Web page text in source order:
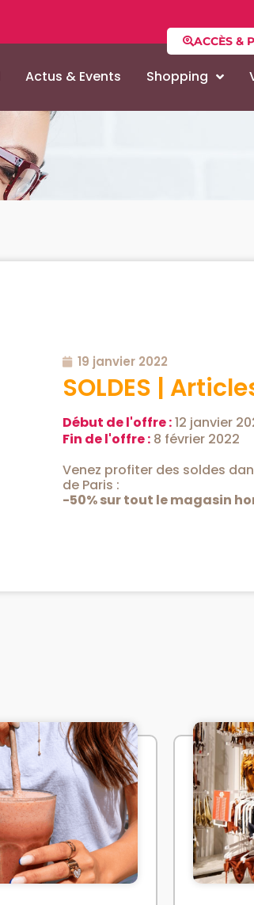
ACCÈS &
Actus & Events Shopping
19 janvier 2022
SOLDES |
Début de l'offre :12 janvier
Fin de l'offre : 8 février 2022
Venez profiter des soldes
de Paris :
-50% sur tout le magasin